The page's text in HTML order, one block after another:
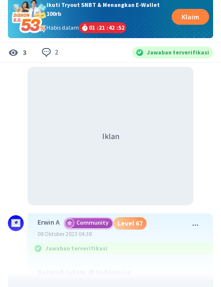
Ikuti Tryout SNBT & Menangkan E-Wallet
100rb
Habis dalam
01 :21 :42 :51
Klaim
3 2 Jawaban terverifikasi
Iklan
Erwin A Community Level 67
08 Oktober 2023 04:38
Jawaban terverifikasi